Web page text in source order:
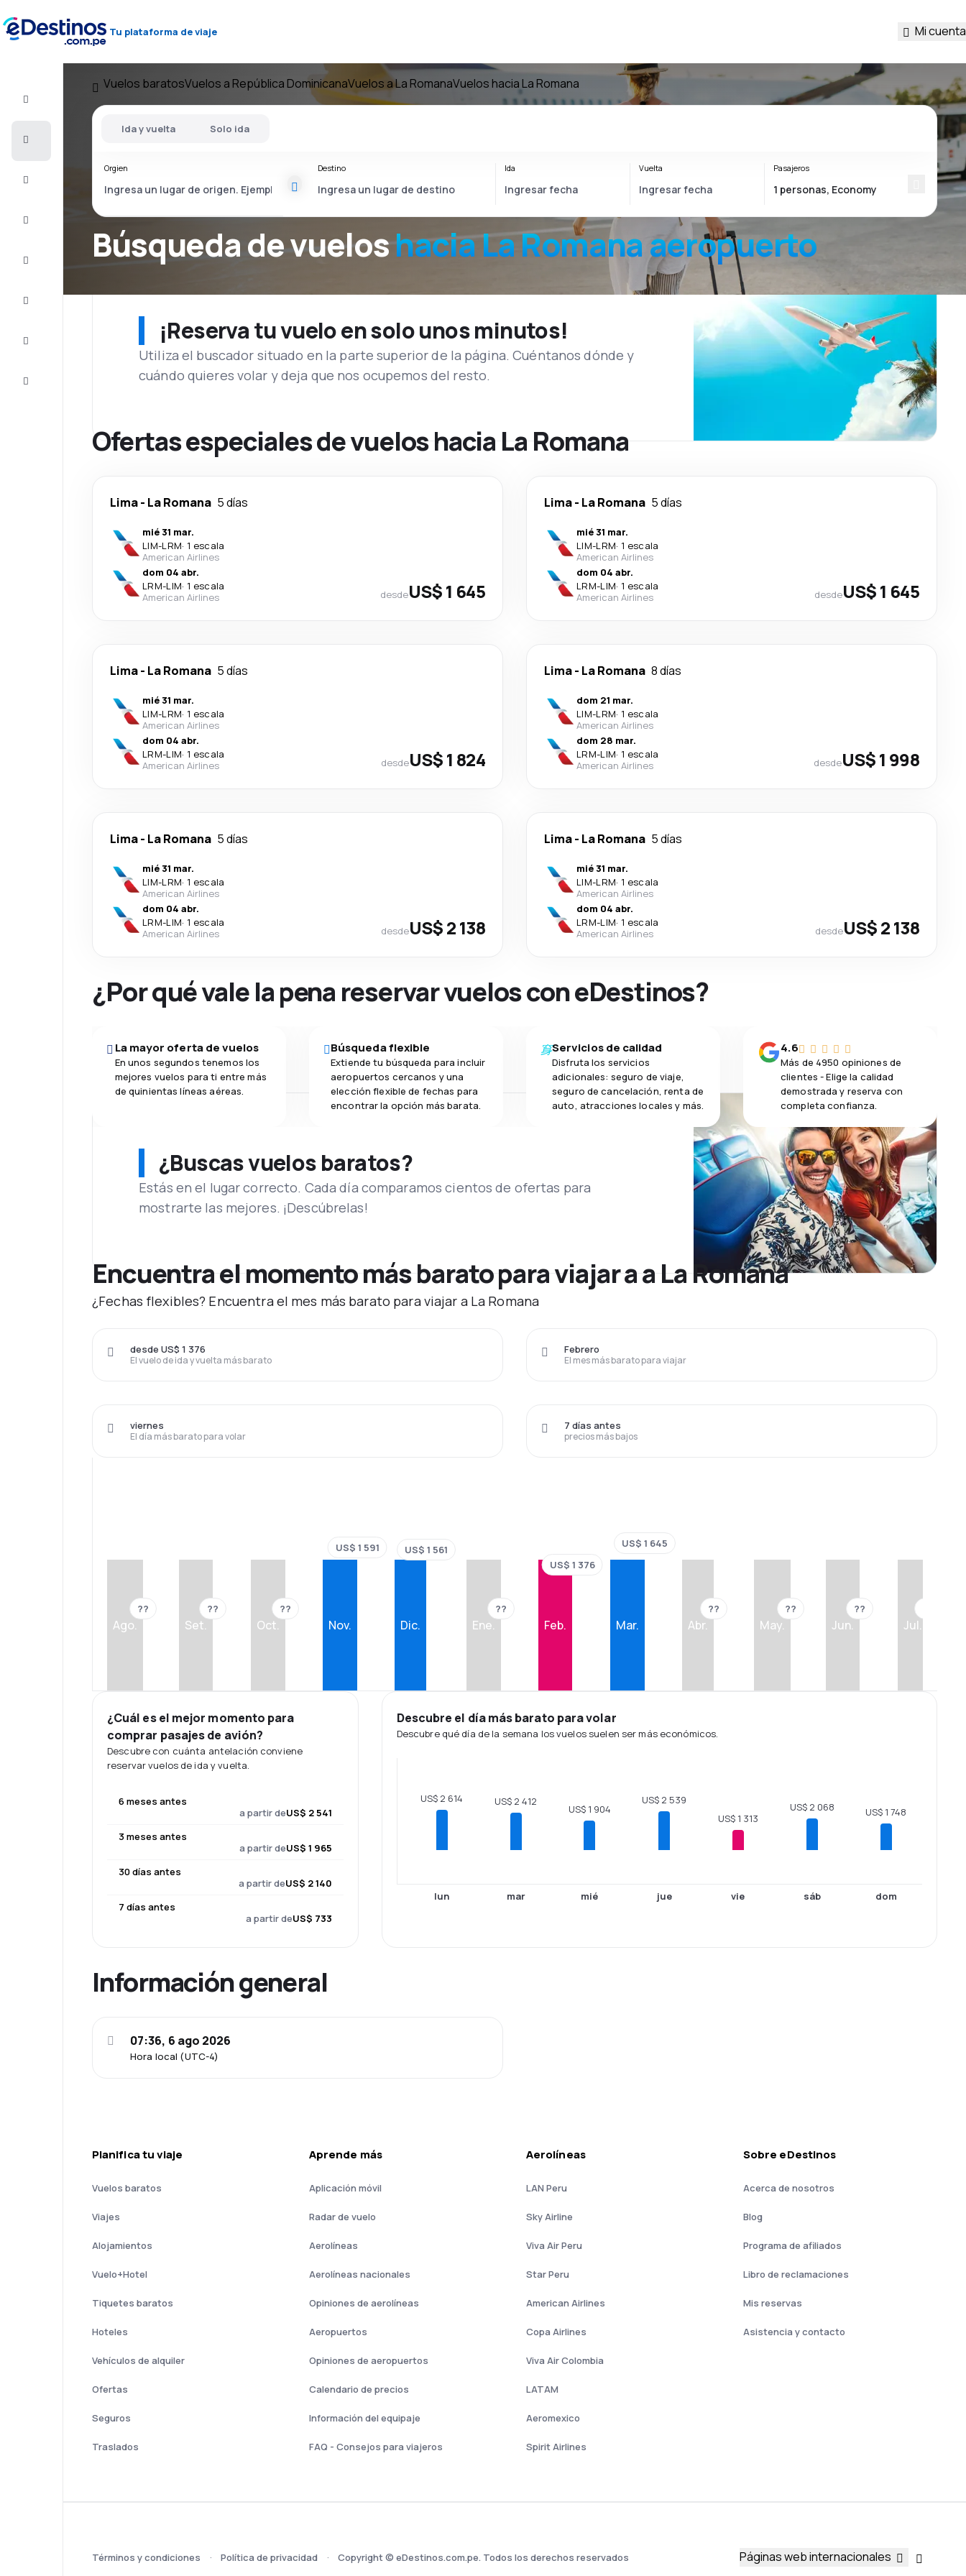
Tu plataforma de viaje Mi cuenta
Completa
Vuelos baratosVuelos a República DominicanaVuelos a La RomanaVuelos hacia La Romana
Búsqueda de vueloshaciaLa Romana aeropuerto
Ida y vuelta Solo ida
Orgien Destino Ida Vuelta Pasajeros
¡Reserva tu vuelo en solo unos minutos!
Utiliza el buscador situado en la parte superior de la página. Cuéntanos dónde y
cuándo quieres volar y deja que nos ocupemos del resto.
Ofertas especiales de vuelos hacia La Romana
Lima- La Romana 5 días
mié 31 mar.
LIM-LRM· 1 escala
American Airlines
dom 04 abr.
LRM-LIM· 1 escala
American Airlines
desdeUS$ 1 645
Lima- La Romana 5 días
mié 31 mar.
LIM-LRM· 1 escala
American Airlines
dom 04 abr.
LRM-LIM· 1 escala
American Airlines
desdeUS$ 1 645
Lima- La Romana 5 días
mié 31 mar.
LIM-LRM· 1 escala
American Airlines
dom 04 abr.
LRM-LIM· 1 escala
American Airlines
desdeUS$ 1 824
Lima- La Romana 8 días
dom 21 mar.
LIM-LRM· 1 escala
American Airlines
dom 28 mar.
LRM-LIM· 1 escala
American Airlines
desdeUS$ 1 998
Lima- La Romana 5 días
mié 31 mar.
LIM-LRM· 1 escala
American Airlines
dom 04 abr.
LRM-LIM· 1 escala
American Airlines
desdeUS$ 2 138
Lima- La Romana 5 días
mié 31 mar.
LIM-LRM· 1 escala
American Airlines
dom 04 abr.
LRM-LIM· 1 escala
American Airlines
desdeUS$ 2 138
¿Por qué vale la pena reservar vuelos con eDestinos?
La mayor oferta de vuelos
En unos segundos tenemos los
mejores vuelos para ti entre más
de quinientas líneas aéreas.
Búsqueda flexible
Extiende tu búsqueda para incluir
aeropuertos cercanos y una
elección flexible de fechas para
encontrar la opción más barata.
Servicios de calidad
Disfruta los servicios
adicionales: seguro de viaje,
seguro de cancelación, renta de
auto, atracciones locales y más.
4.6
Más de 4950 opiniones de
clientes - Elige la calidad
demostrada y reserva con
completa confianza.
¿Buscas vuelos baratos?
Estás en el lugar correcto. Cada día comparamos cientos de ofertas para
mostrarte las mejores. ¡Descúbrelas!
Encuentra el momento más barato para viajar a a La Romana
¿Fechas flexibles? Encuentra el mes más barato para viajar a La Romana
El vuelo de ida y vuelta más barato
desde US$ 1 376
El mes más barato para viajar
Febrero
El día más barato para volar
viernes
precios más bajos
7 días antes
Ago.
??
Set.
??
Oct.
??
Nov.
US$ 1 591
Dic.
US$ 1 561
Ene.
??
Feb.
US$ 1 376
Mar.
US$ 1 645
Abr.
??
May.
??
Jun.
??
Jul.
¿Cuál es el mejor momento para
comprar pasajes de avión?
Descubre con cuánta antelación conviene
reservar vuelos de ida y vuelta.
6 meses antes
a partir deUS$ 2 541
3 meses antes
a partir deUS$ 1 965
30 días antes
a partir deUS$ 2 140
7 días antes
a partir deUS$ 733
Descubre el día más barato para volar
Descubre qué día de la semana los vuelos suelen ser más económicos.
US$ 2 614
lun
US$ 2 412
mar
US$ 1 904
mié
US$ 2 539
jue
US$ 1 313
vie
US$ 2 068
sáb
US$ 1 748
dom
Información general
Hora local (UTC-4)
07:36, 6 ago 2026
Planifica tu viaje
Vuelos baratos
Viajes
Alojamientos
Vuelo+Hotel
Tiquetes baratos
Hoteles
Vehículos de alquiler
Ofertas
Seguros
Traslados
Aprende más
Aplicación móvil
Radar de vuelo
Aerolíneas
Aerolíneas nacionales
Opiniones de aerolíneas
Aeropuertos
Opiniones de aeropuertos
Calendario de precios
Información del equipaje
FAQ - Consejos para viajeros
Aerolíneas
LAN Peru
Sky Airline
Viva Air Peru
Star Peru
American Airlines
Copa Airlines
Viva Air Colombia
LATAM
Aeromexico
Spirit Airlines
Sobre eDestinos
Acerca de nosotros
Blog
Programa de afiliados
Libro de reclamaciones
Mis reservas
Asistencia y contacto
Términos y condiciones Política de privacidad Copyright © eDestinos.com.pe. Todos los derechos reservados Páginas web internacionales